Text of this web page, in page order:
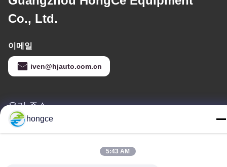
Co., Ltd.
이메일
iven@hjauto.com.cn
우리 주소
청원하세요 :
hongce
5:43 AM